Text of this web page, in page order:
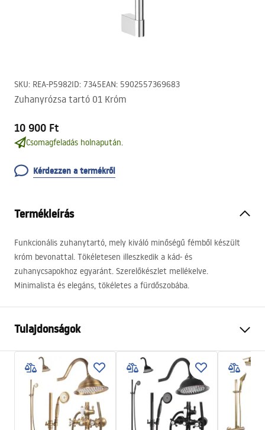
SKU: REA-P5982ID: 7345EAN: 5902557369683
Zuhanyrózsa tartó 01 Króm
10 900 Ft
Csomagfeladás holnapután.
Kérdezzen a termékről
Termékleírás
Funkcionális zuhanytartó, mely kiváló minőségű fémből készült
króm bevonattal. Tökéletesen illeszkedik a kád- és
zuhanycsapokhoz egyaránt. Szerelőkészlet mellékelve.
Minimalista és elegáns, tökéletes a fürdőszobába.
Tulajdonságok
Króm
Anyag
Fém
Felszerelés
Csavarozható
Szélesség
112mm